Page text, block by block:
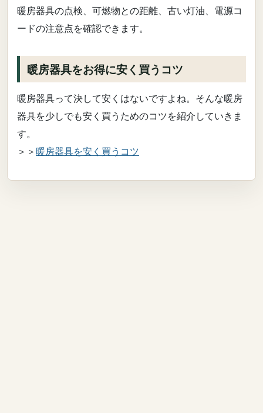
暖房器具の点検、可燃物との距離、古い灯油、電源コ
ードの注意点を確認できます。
暖房器具をお得に安く買うコツ
暖房器具って決して安くはないですよね。そんな暖房
器具を少しでも安く買うためのコツを紹介していきま
す。
＞＞暖房器具を安く買うコツ